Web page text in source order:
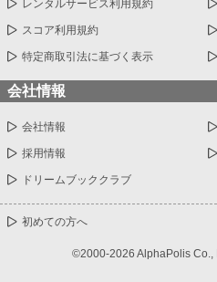
レンタルサービス利用規約
スコア利用規約
特定商取引法に基づく表示
会社情報
会社情報
採用情報
ドリームブッククラブ
初めての方へ
©2000-2026 AlphaPolis Co.,